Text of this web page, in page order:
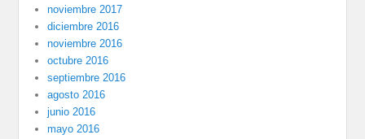
noviembre 2017
diciembre 2016
noviembre 2016
octubre 2016
septiembre 2016
agosto 2016
junio 2016
mayo 2016